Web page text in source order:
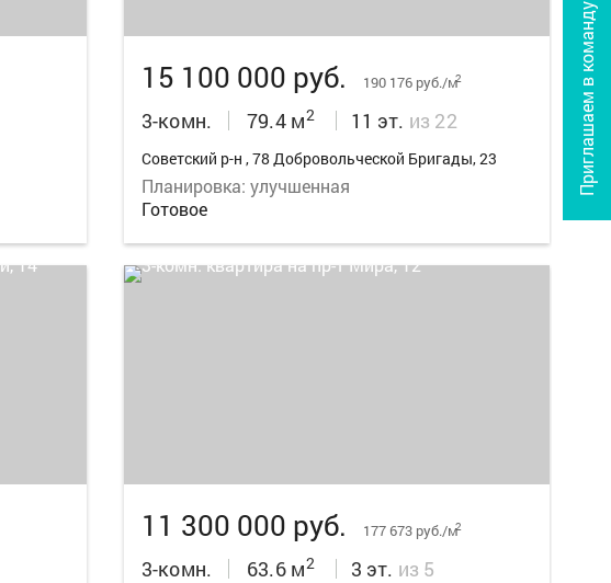
Приглашаем в команду
15 100 000 руб. 190 176 руб./м2
3-комн. 79.4 м2 11 эт. из 22
Советский р-н , 78 Добровольческой Бригады, 23
Планировка: улучшенная
Готовое
11 300 000 руб. 177 673 руб./м2
3-комн. 63.6 м2 3 эт. из 5